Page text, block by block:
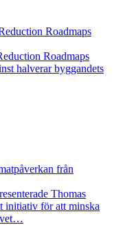
Roadmaps
Roadmaps
halverar byggandets
från
Thomas
initiativ för att minska